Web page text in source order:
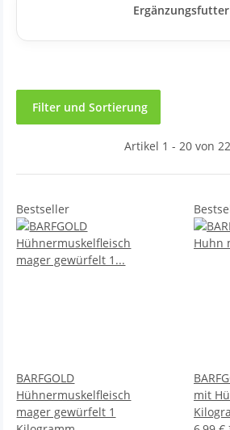
Ergänzungsfutter
Filter und Sortierung
Artikel 1 - 20 von
Bestseller
BARFGOLD
Hühnermuskelfleisch
mager gewürfelt 1
mit